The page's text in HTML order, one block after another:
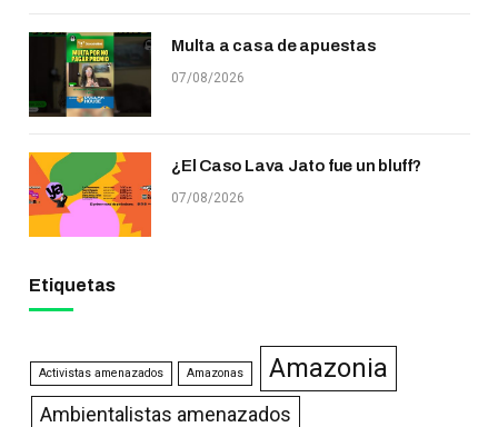
Multa a casa de apuestas
07/08/2026
¿El Caso Lava Jato fue un bluff?
07/08/2026
Etiquetas
Activistas amenazados Amazonas Amazonia
Ambientalistas amenazados